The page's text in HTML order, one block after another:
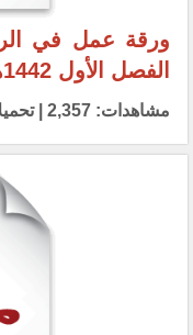
ورقة عمل في
الفصل الأول 1442هـ
مشاهدات: 2,357 | تحميلات: 525 | 01/11/2020 08:40 pm